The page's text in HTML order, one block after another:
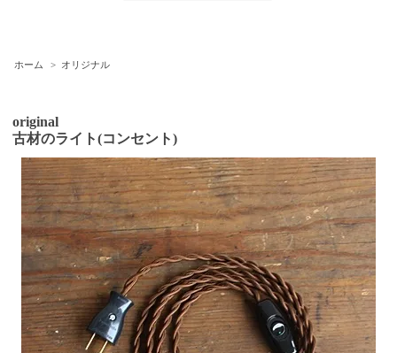
ホーム > オリジナル
original
古材のライト(コンセント)